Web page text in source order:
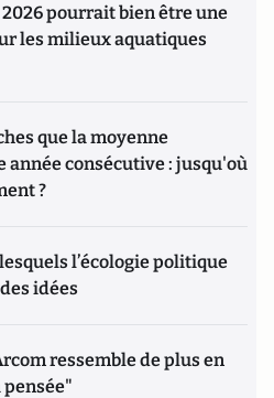
2026 pourrait bien être une
les milieux aquatiques
que la moyenne
année consécutive : jusqu'où
?
l’écologie politique
idées
ressemble de plus en
pensée"